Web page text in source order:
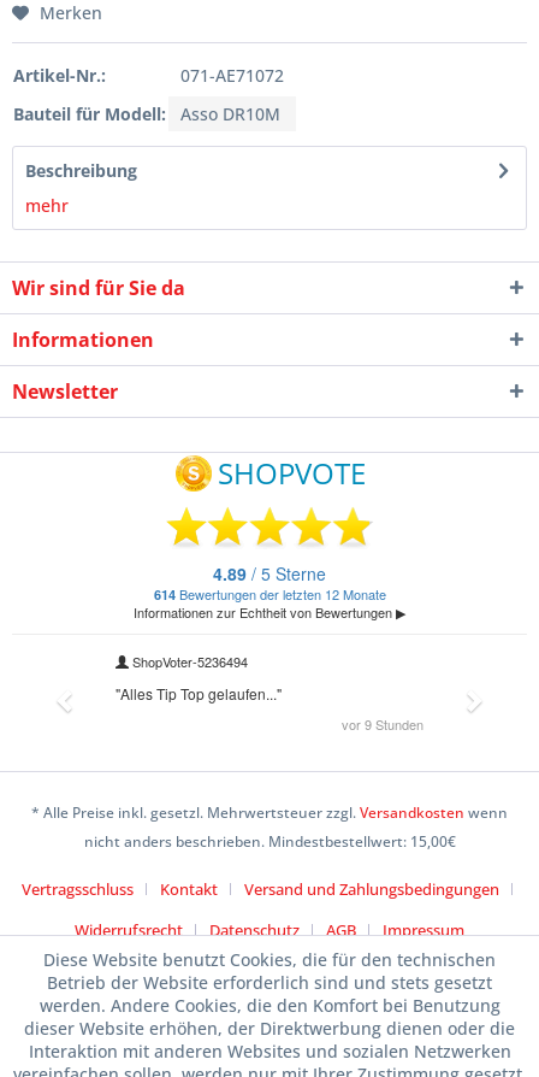
Merken
Artikel-Nr.:
071-AE71072
Bauteil für Modell:
Asso DR10M
Beschreibung
mehr
Wir sind für Sie da
Informationen
Newsletter
* Alle Preise inkl. gesetzl. Mehrwertsteuer zzgl.Versandkosten wenn
nicht anders beschrieben. Mindestbestellwert: 15,00€
Vertragsschluss Kontakt
Versand und Zahlungsbedingungen
Widerrufsrecht
Datenschutz AGB Impressum
Diese Website benutzt Cookies, die für den technischen
Betrieb der Website erforderlich sind und stets gesetzt
werden. Andere Cookies, die den Komfort bei Benutzung
dieser Website erhöhen, der Direktwerbung dienen oder die
Interaktion mit anderen Websites und sozialen Netzwerken